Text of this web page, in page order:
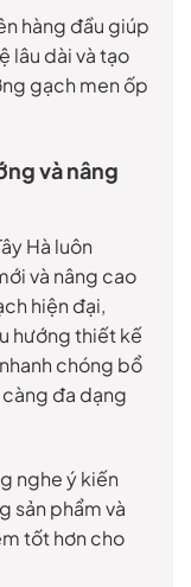
hàng đầu giúp
lâu dài và tạo
gạch men ốp
và nâng
Hà luôn
và nâng cao
hiện đại,
hướng thiết kế
chóng bổ
đa dạng
nghe ý kiến
sản phẩm và
tốt hơn cho